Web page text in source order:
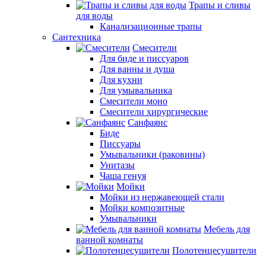
Трапы и сливы
для воды
Канализационные трапы
Сантехника
Смесители
Для биде и писсуаров
Для ванны и душа
Для кухни
Для умывальника
Смесители моно
Смесители хирургические
Санфаянс
Биде
Писсуары
Умывальники (раковины)
Унитазы
Чаша генуя
Мойки
Мойки из нержавеющей стали
Мойки композитные
Умывальники
Мебель для
ванной комнаты
Полотенцесушители